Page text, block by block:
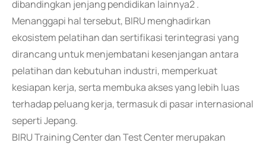
dibandingkan jenjang pendidikan lainnya2 .
Menanggapi hal tersebut, BIRU menghadirkan
ekosistem pelatihan dan sertifikasi terintegrasi yang
dirancang untuk menjembatani kesenjangan antara
pelatihan dan kebutuhan industri, memperkuat
kesiapan kerja, serta membuka akses yang lebih luas
terhadap peluang kerja, termasuk di pasar internasional
seperti Jepang.
BIRU Training Center dan Test Center merupakan